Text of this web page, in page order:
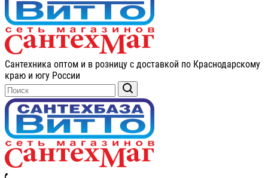
Сантехника оптом и в розницу с доставкой по Краснодарскому
краю и югу России